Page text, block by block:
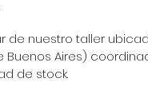
de nuestro taller
Buenos Aires)
de stock.